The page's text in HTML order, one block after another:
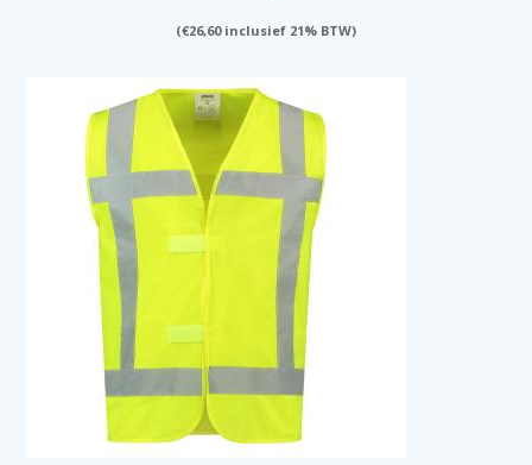
(€26,60inclusief 21% BTW)